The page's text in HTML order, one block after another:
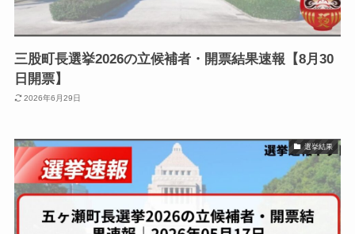
三股町長選挙2026の立候補者・開票結果速報【8月30
日開票】
2026年6月29日
選挙結果